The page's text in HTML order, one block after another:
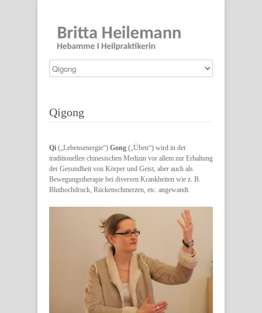
Qigong
Qi („Lebensenergie“) Gong („Üben“) wird in der
traditionellen chinesischen Medizin vor allem zur Erhaltung
der Gesundheit von Körper und Geist, aber auch als
Bewegungstherapie bei diversen Krankheiten wie z. B.
Bluthochdruck, Rückenschmerzen, etc. angewandt.